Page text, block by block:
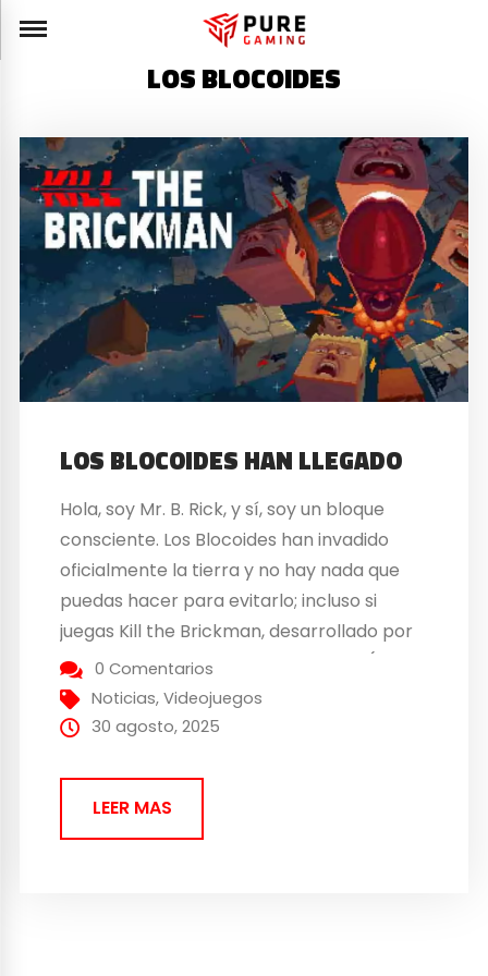
LOS BLOCOIDES
LOS BLOCOIDES HAN LLEGADO
Hola, soy Mr. B. Rick, y sí, soy un bloque
consciente. Los Blocoides han invadido
oficialmente la tierra y no hay nada que
puedas hacer para evitarlo; incluso si
juegas Kill the Brickman, desarrollado por
Doonutsaur y publicado por poncle (los
creadores de Vampire Survivors). Pero
tenemos buenas noticias: ¡el juego ya está
0 Comentarios
Noticias,Videojuegos
30 agosto, 2025
LEER MAS